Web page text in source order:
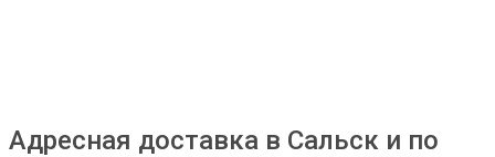
Адресная доставка в Сальск и по